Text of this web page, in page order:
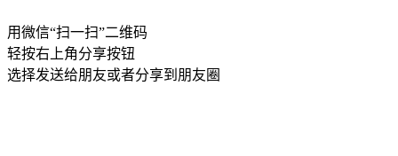
用微信“扫一扫”二维码
轻按右上角分享按钮
选择发送给朋友或者分享到朋友圈